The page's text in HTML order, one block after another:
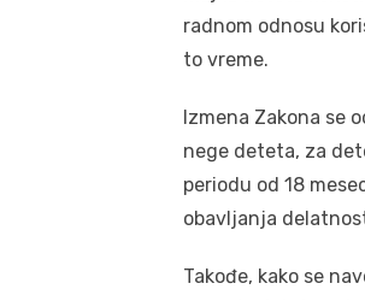
radnom odnosu
to vreme.
Izmena Zakona se
nege deteta, za
periodu od 18
obavljanja
Takođe, kako se